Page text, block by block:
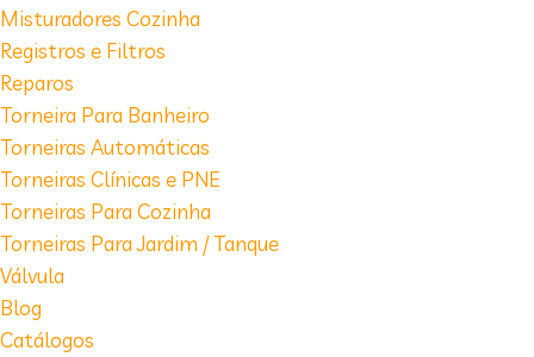
Misturadores Cozinha
Registros e Filtros
Reparos
Torneira Para Banheiro
Torneiras Automáticas
Torneiras Clínicas e PNE
Torneiras Para Cozinha
Torneiras Para Jardim / Tanque
Válvula
Blog
Catálogos